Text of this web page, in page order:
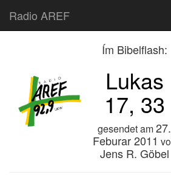
Radio AREF
Ím Bibelflash:
Lukas
17, 33
gesendet am27.
Feburar 2011
Jens R. Göbel